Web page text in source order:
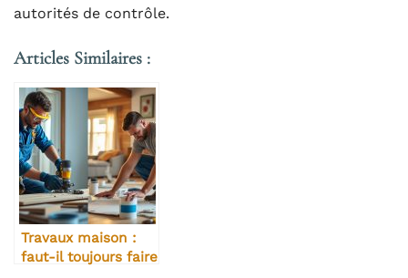
autorités de contrôle.
Articles Similaires :
Travaux maison :
faut-il toujours faire